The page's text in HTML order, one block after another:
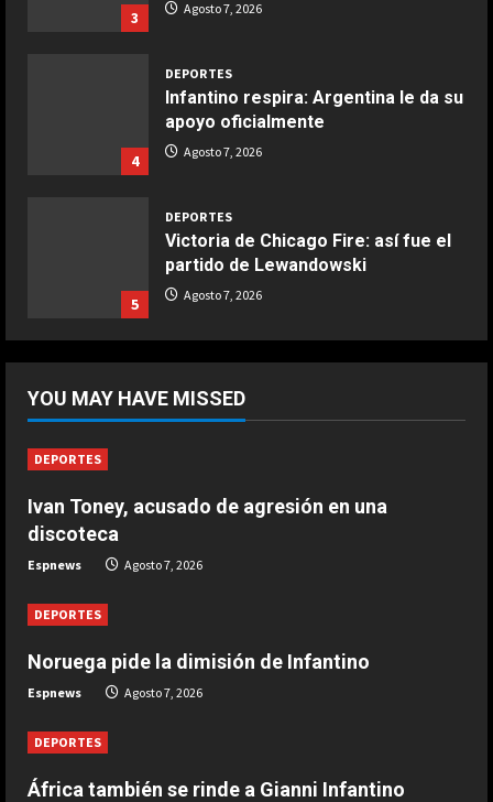
aire
COCINA
Buñuelos de alcachofas
5
COCINA
Ternera guisada con senderuelas
3 Agosto 7, 2026
4
DEPORTES
Infantino respira: Argentina le da su
apoyo oficialmente
Agosto 7, 2026
5
DEPORTES
Victoria de Chicago Fire: así fue el
partido de Lewandowski
Agosto 7, 2026
DEPORTES
Infantino
DEPORTES
Ivan Toney, acusado de agresión en
una discoteca
DEPORTES
YOU MAY HAVE MISSED
DEPORTES
Ivan Toney, acusado de agresión en una
discoteca
Espnews Agosto 7, 2026
DEPORTES
Noruega pide la dimisión de Infantino
Espnews Agosto 7, 2026
DEPORTES
África también se rinde a Gianni Infantino